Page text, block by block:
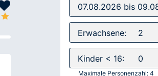
Erwachsene:
Kinder < 16:
Maximale Personenzahl: 4